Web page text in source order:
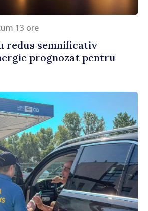
13 ore
redus semnificativ
prognozat pentru